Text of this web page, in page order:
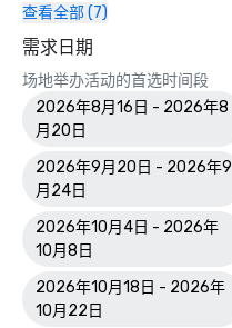
查看全部 (7)
需求日期
场地举办活动的首选时间段
2026年8月16日 - 2026年8
月20日
2026年9月20日 - 2026年9
月24日
2026年10月4日 - 2026年
10月8日
2026年10月18日 - 2026年
10月22日